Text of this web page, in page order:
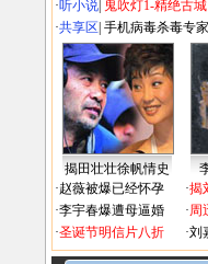
·听小说 鬼吹灯1-精绝古城
·共享区 手机病毒杀毒专家
揭田壮壮徐帆情史
·赵薇被爆已经怀孕
·李宇春爆遭母逼婚
·圣诞节明信片八折
·揭
·周
·刘